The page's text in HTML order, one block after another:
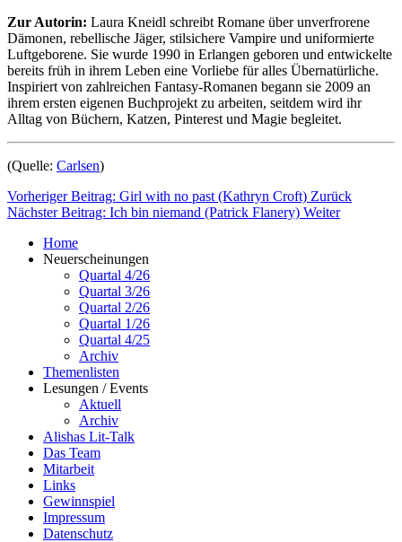
Zur Autorin: Laura Kneidl schreibt Romane über unverfrorene
Dämonen, rebellische Jäger, stilsichere Vampire und uniformierte
Luftgeborene. Sie wurde 1990 in Erlangen geboren und entwickelte
bereits früh in ihrem Leben eine Vorliebe für alles Übernatürliche.
Inspiriert von zahlreichen Fantasy-Romanen begann sie 2009 an
ihrem ersten eigenen Buchprojekt zu arbeiten, seitdem wird ihr
Alltag von Büchern, Katzen, Pinterest und Magie begleitet.
(Quelle: Carlsen)
Vorheriger Beitrag: Girl with no past (Kathryn Croft) Zurück
Nächster Beitrag: Ich bin niemand (Patrick Flanery) Weiter
Home
Neuerscheinungen
Quartal 4/26
Quartal 3/26
Quartal 2/26
Quartal 1/26
Quartal 4/25
Archiv
Themenlisten
Lesungen / Events
Aktuell
Archiv
Alishas Lit-Talk
Das Team
Mitarbeit
Links
Gewinnspiel
Impressum
Datenschutz